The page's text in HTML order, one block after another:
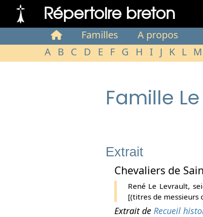
Répertoire breton
Familles
A propos
A B C D E F G H I J K L M
Famille
Extrait
Chevaliers de
René Le Levrault,
[(titres de messieurs
Extrait de Recueil